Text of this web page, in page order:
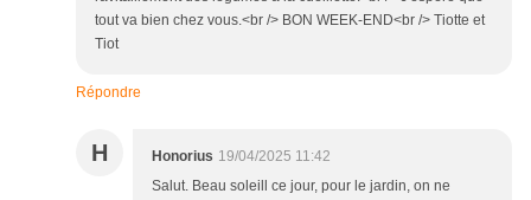
tout va bien chez vous.<br /> BON WEEK-END<br /> Tiotte et
Tiot
Répondre
H Honorius 19/04/2025 11:42
Salut. Beau soleill ce jour, pour le jardin, on ne